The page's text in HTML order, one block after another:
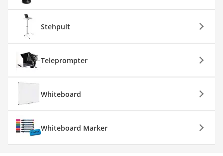
Stehpult
Teleprompter
Whiteboard
Whiteboard Marker